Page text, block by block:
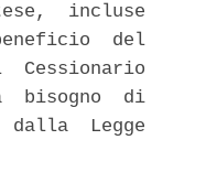
incluse
del
bisogno  di
dalla  Legge